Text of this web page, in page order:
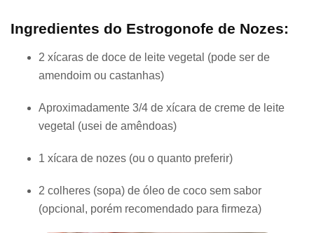
Ingredientes do Estrogonofe de Nozes:
2 xícaras de doce de leite vegetal (pode ser de
amendoim ou castanhas)
Aproximadamente 3/4 de xícara de creme de leite
vegetal (usei de amêndoas)
1 xícara de nozes (ou o quanto preferir)
2 colheres (sopa) de óleo de coco sem sabor
(opcional, porém recomendado para firmeza)